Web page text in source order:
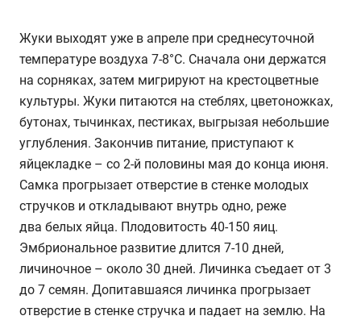
Жуки выходят уже в апреле при среднесуточной
температуре воздуха 7-8°С. Сначала они держатся
на сорняках, затем мигрируют на крестоцветные
культуры. Жуки питаются на стеблях, цветоножках,
бутонах, тычинках, пестиках, выгрызая небольшие
углубления. Закончив питание, приступают к
яйцекладке – со 2-й половины мая до конца июня.
Самка прогрызает отверстие в стенке молодых
стручков и откладывают внутрь одно, реже
два белых яйца. Плодовитость 40-150 яиц.
Эмбриональное развитие длится 7-10 дней,
личиночное – около 30 дней. Личинка съедает от 3
до 7 семян. Допитавшаяся личинка прогрызает
отверстие в стенке стручка и падает на землю. На